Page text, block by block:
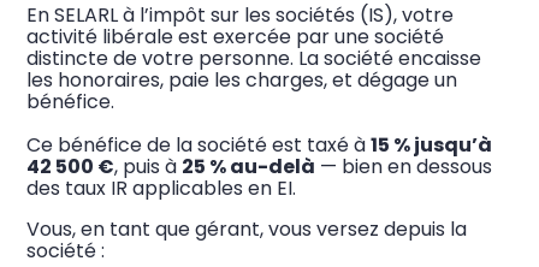
En SELARL à l’impôt sur les sociétés (IS), votre
activité libérale est exercée par une société
distincte de votre personne. La société encaisse
les honoraires, paie les charges, et dégage un
bénéfice.
Ce bénéfice de la société est taxé à15 % jusqu’à
42 500 €, puis à 25 % au-delà — bien en dessous
des taux IR applicables en EI.
Vous, en tant que gérant, vous versez depuis la
société :